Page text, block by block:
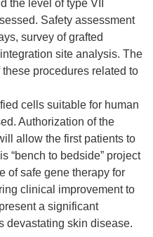
the level of type VII
Safety assessment
survey of grafted
site analysis. The
procedures related to
cells suitable for human
Authorization of the
allow the first patients to
“bench to bedside” project
of safe gene therapy for
clinical improvement to
a significant